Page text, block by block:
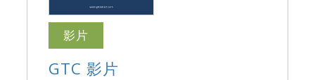
影片
GTC 影片